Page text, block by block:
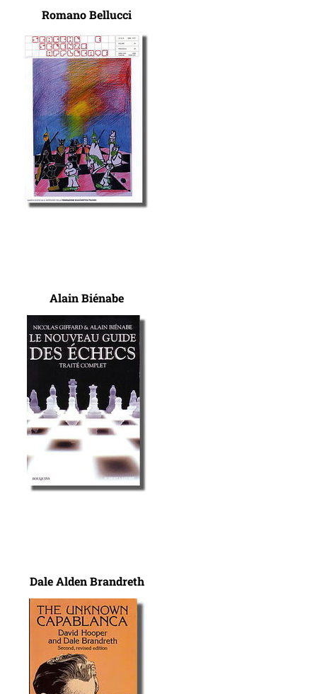
Romano Bellucci
Alain Biénabe
Dale Alden Brandreth